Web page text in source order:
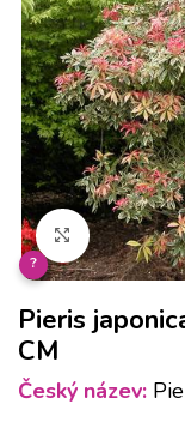
Klikněte
?
Pieris
CM
Český název: